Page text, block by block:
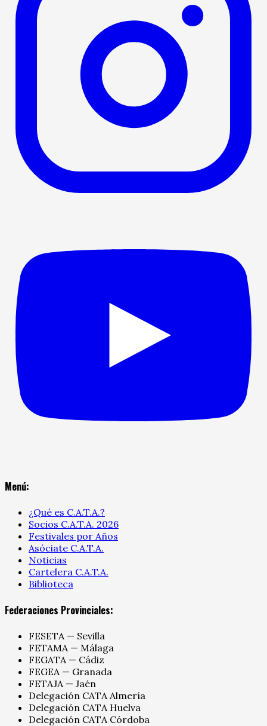
Menú:
¿Qué es C.A.T.A.?
Socios C.A.T.A. 2026
Festivales por Años
Asóciate C.A.T.A.
Noticias
Cartelera C.A.T.A.
Biblioteca
Federaciones Provinciales:
FESETA — Sevilla
FETAMA — Málaga
FEGATA — Cádiz
FEGEA — Granada
FETAJA — Jaén
Delegación CATA Almería
Delegación CATA Huelva
Delegación CATA Córdoba